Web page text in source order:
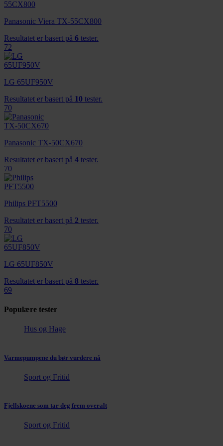
Panasonic Viera TX-55CX800
Resultatet er basert på 6 tester.
72
LG 65UF950V
Resultatet er basert på 10 tester.
70
Panasonic TX-50CX670
Resultatet er basert på 4 tester.
70
Philips PFT5500
Resultatet er basert på 2 tester.
70
LG 65UF850V
Resultatet er basert på 8 tester.
69
Populære tester
Hus og Hage
Varmepumpene du bør vurdere nå
Sport og Fritid
Fjellskoene som tar deg frem overalt
Sport og Fritid